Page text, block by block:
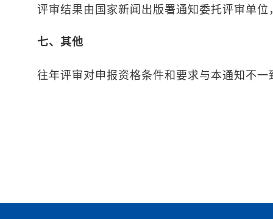
评审结果由国家新闻出版署通知委托评审单
七、其他
往年评审对申报资格条件和要求与本通知不